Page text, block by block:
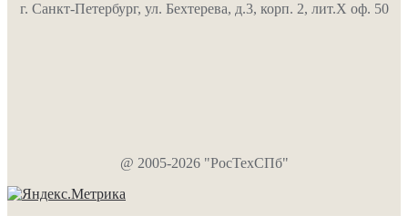
г. Санкт-Петербург, ул. Бехтерева, д.3, корп. 2, лит.Х оф. 50
@ 2005-2026 "РосТехСПб"